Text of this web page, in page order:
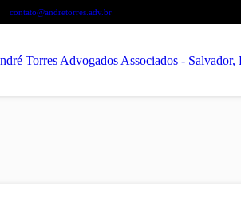
contato@andretorres.adv.br